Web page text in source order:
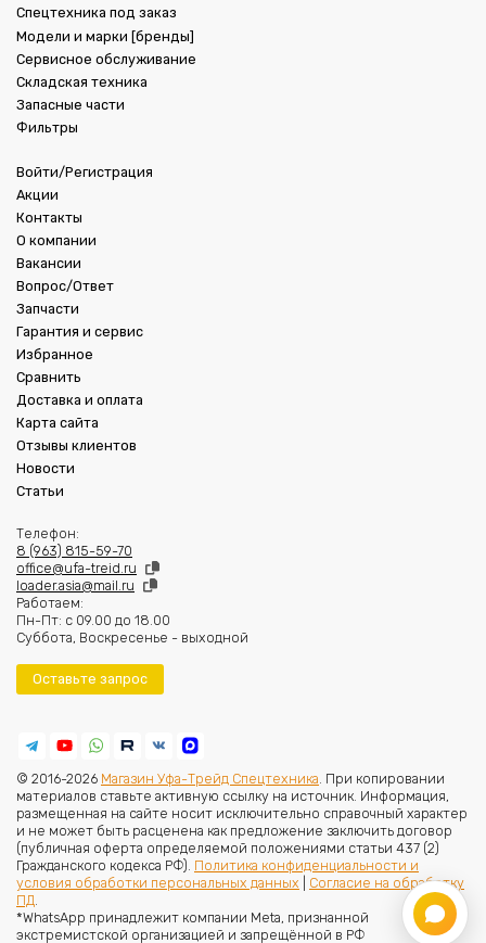
Спецтехника под заказ
Модели и марки [бренды]
Сервисное обслуживание
Складская техника
Запасные части
Фильтры
Войти/Регистрация
Акции
Контакты
О компании
Вакансии
Вопрос/Ответ
Запчасти
Гарантия и сервис
Избранное
Сравнить
Доставка и оплата
Карта сайта
Отзывы клиентов
Новости
Статьи
Телефон:
8 (963) 815-59-70
office@ufa-treid.ru
loader.asia@mail.ru
Работаем:
Пн-Пт: с 09.00 до 18.00
Суббота, Воскресенье - выходной
Оставьте запрос
© 2016-2026 Магазин Уфа-Трейд Спецтехника . При копировании
материалов ставьте активную ссылку на источник. Информация,
размещенная на сайте носит исключительно справочный характер
и не может быть расценена как предложение заключить договор
(публичная оферта определяемой положениями статьи 437 (2)
Гражданского кодекса РФ). Политика конфиденциальности и
условия обработки персональных данных
Согласие на обработку
ПД
*WhatsApp принадлежит компании Meta, признанной
экстремистской организацией и запрещённой в РФ